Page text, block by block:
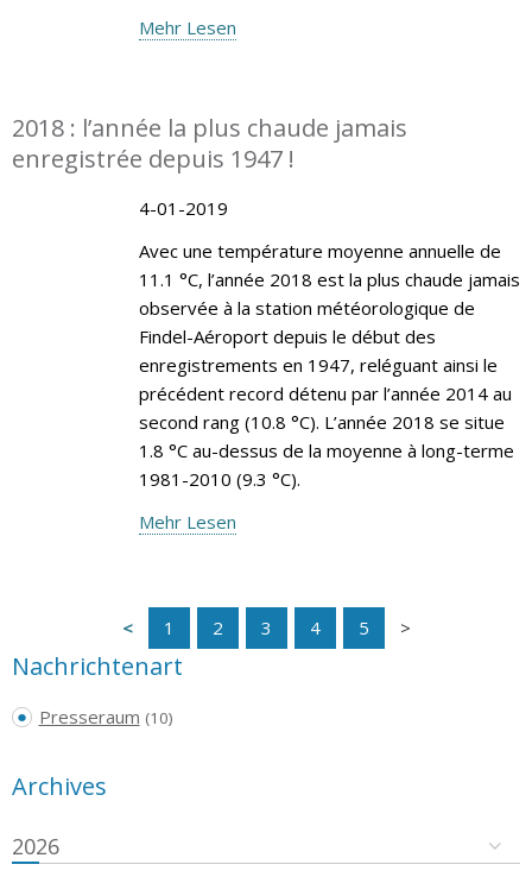
Mehr Lesen
2018 : l’année la plus chaude jamais
enregistrée depuis 1947 !
4-01-2019
Avec une température moyenne annuelle de
11.1 °C, l’année 2018 est la plus chaude jamais
observée à la station météorologique de
Findel-Aéroport depuis le début des
enregistrements en 1947, reléguant ainsi le
précédent record détenu par l’année 2014 au
second rang (10.8 °C). L’année 2018 se situe
1.8 °C au-dessus de la moyenne à long-terme
1981-2010 (9.3 °C).
Mehr Lesen
1 2 3 4 5
Nachrichtenart
Presseraum (10)
Archives
2026